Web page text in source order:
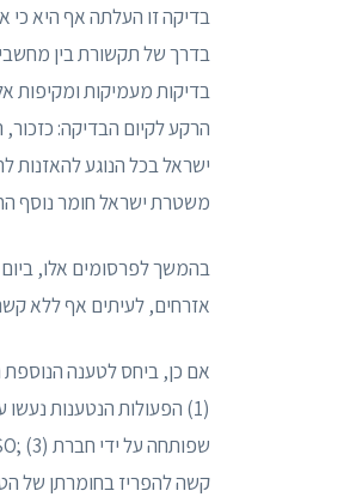
בדיקה זו העלתה אף היא כי
בדרך של תקשורת בין
בדיקות מעמיקות ומקיפות
הרקע לקיום הבדיקה:
ישראל בכל הנוגע להאזנות
משטרת ישראל חומר נוסף
אזרחים, לעיתים אף ללא
אם כן, ביחס לטענה הנוספת
שפותחה על ידי חברת NSO; (3) ההדבקה בוצעה, למכשירי טלפון של רשימת אנשים אשר פורסמה.
קשה להפריז בחומרתן של